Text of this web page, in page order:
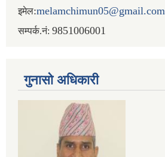
इमेल:melamchimun05@gmail.com
सम्पर्क.नं: 9851006001
गुनासो अधिकारी